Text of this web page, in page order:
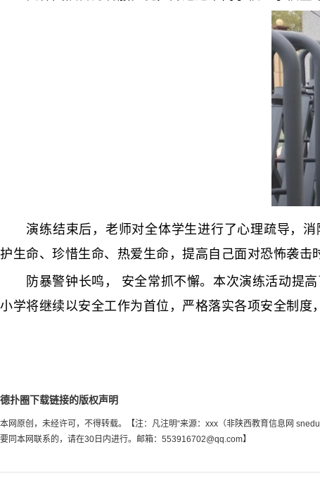
演练结束后，老师对全体学生进行了心理疏导，消
护生命、珍惜生命、热爱生命，提高自己面对恐怖袭击
防暴警钟长鸣， 安全常抓不懈。本次演练活动提高
小学将继续以安全工作为首位，严格落实各项安全制度
德扑圈下载链接的版权声明
本网原创，未经许可，不得转载。【注：凡注明“来源：xxx（非陕西教育信息网
要同本网联系的，请在30日内进行。邮箱： 553916702@qq.com】